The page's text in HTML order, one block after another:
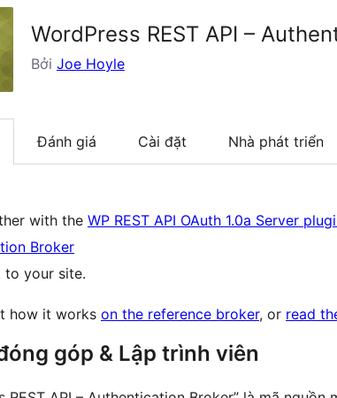
WordPress REST API –
Bởi Joe Hoyle
Đánh giá Cài đặt Nhà phát triển
with the WP REST API OAuth 1.0a Server
Broker
your site.
how it works on the reference broker, or read
góp & Lập trình viên